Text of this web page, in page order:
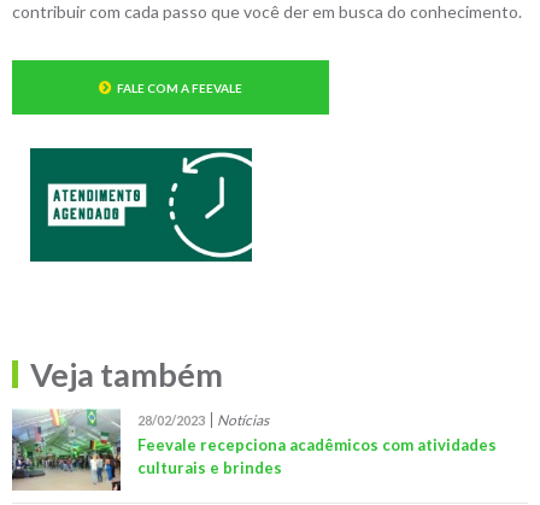
contribuir com cada passo que você der em busca do conhecimento.
FALE COM A FEEVALE
Veja também
28/02/2023 Notícias
Feevale recepciona acadêmicos com atividades
culturais e brindes